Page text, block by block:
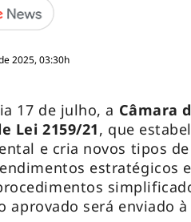
2025, 03:30h
17 de julho, a Câmara
Lei 2159/21, que
e cria novos tipos
estratégicos
aprovado será enviado